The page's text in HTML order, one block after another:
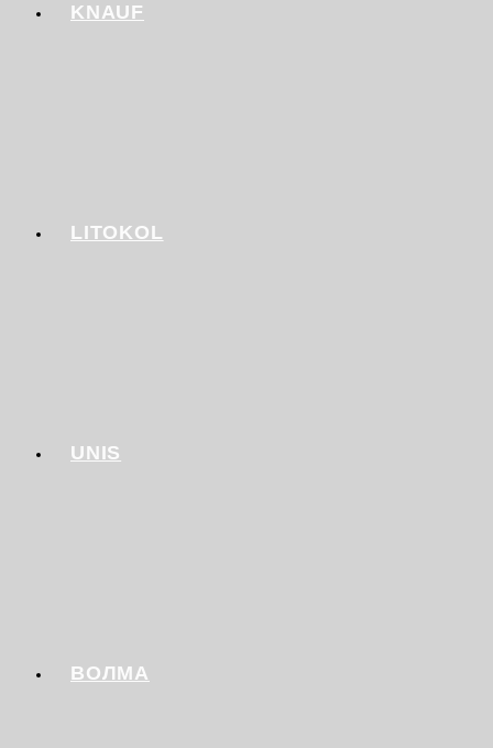
KNAUF
LITOKOL
UNIS
ВОЛМА